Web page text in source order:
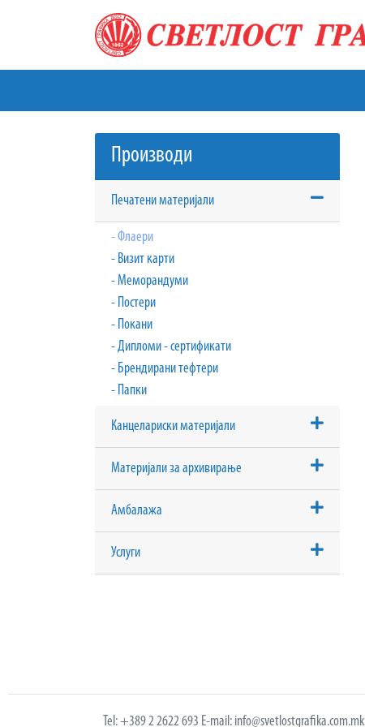
Производи
Печатени материјали
- Флаери
- Визит карти
- Меморандуми
- Постери
- Покани
- Дипломи - сертификати
- Брендирани тефтери
- Папки
Канцелариски материјали
Материјали за архивирање
Амбалажа
Услуги
Tel: +389 2 2622 693 E-mail: info@svetlostgrafika.com.mk